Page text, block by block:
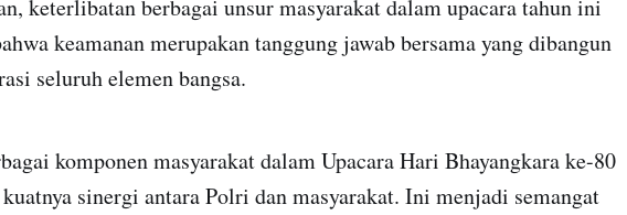
keterlibatan berbagai unsur masyarakat dalam upacara tahun ini
keamanan merupakan tanggung jawab bersama yang dibangun
seluruh elemen bangsa.
komponen masyarakat dalam Upacara Hari Bhayangkara ke-80
sinergi antara Polri dan masyarakat. Ini menjadi semangat